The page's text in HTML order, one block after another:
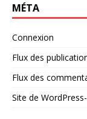
MÉTA
Connexion
Flux des
Flux des
Site de